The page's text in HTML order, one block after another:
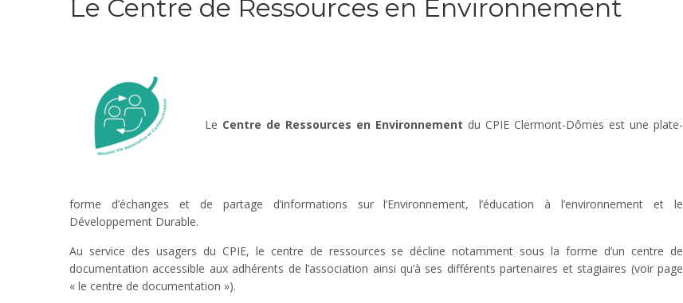
Le Centre de Ressources en Environnement
Le Centre de Ressources en Environnement du CPIE Clermont-Dômes est une plate-
forme d’échanges et de partage d’informations sur l’Environnement, l’éducation à l’environnement et le
Développement Durable.
Au service des usagers du CPIE, le centre de ressources se décline notamment sous la forme d’un centre de
documentation accessible aux adhérents de l’association ainsi qu’à ses différents partenaires et stagiaires (voir page
« le centre de documentation »).